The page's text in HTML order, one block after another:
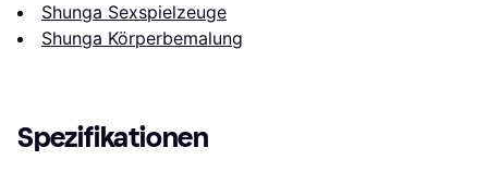
Shunga Sexspielzeuge
Shunga Körperbemalung
Spezifikationen